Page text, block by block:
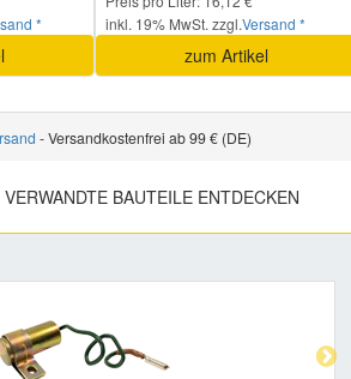
*
inkl. 19% MwSt. zzgl.Versand *
zum Artikel
- Versandkostenfrei ab 99 € (DE)
BAUTEILE ENTDECKEN